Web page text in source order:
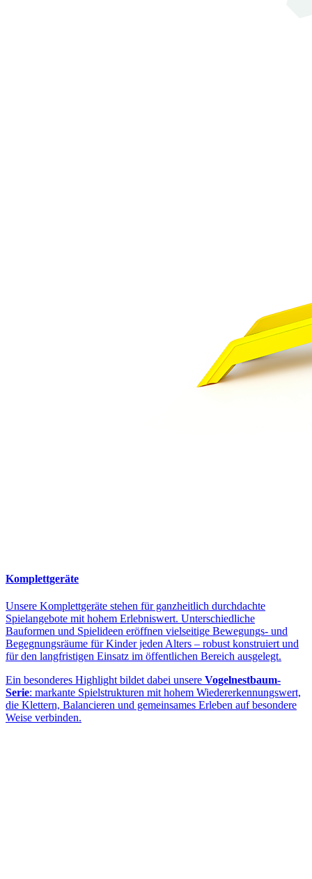
Komplettgeräte
Unsere Komplettgeräte stehen für ganzheitlich durchdachte
Spielangebote mit hohem Erlebniswert. Unterschiedliche
Bauformen und Spielideen eröffnen vielseitige Bewegungs- und
Begegnungsräume für Kinder jeden Alters – robust konstruiert und
für den langfristigen Einsatz im öffentlichen Bereich ausgelegt.
Ein besonderes Highlight bildet dabei unsere Vogelnestbaum-
Serie: markante Spielstrukturen mit hohem Wiedererkennungswert,
die Klettern, Balancieren und gemeinsames Erleben auf besondere
Weise verbinden.